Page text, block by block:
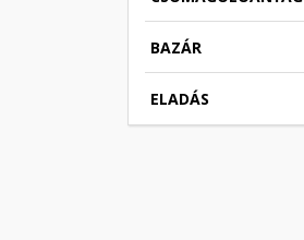
BAZÁR
ELADÁS